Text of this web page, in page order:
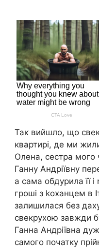
Так вийшло, що
квартирі, де ми
Олена, сестра мого
Ганну Андріївну
а сама обдурила її
гроші з kоханцем в
залишилася без
свекрухою завжди
Ганна Андріївна
самого початку